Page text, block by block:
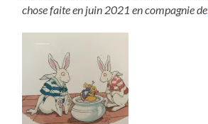
chose faite en juin 2021 en compagnie de